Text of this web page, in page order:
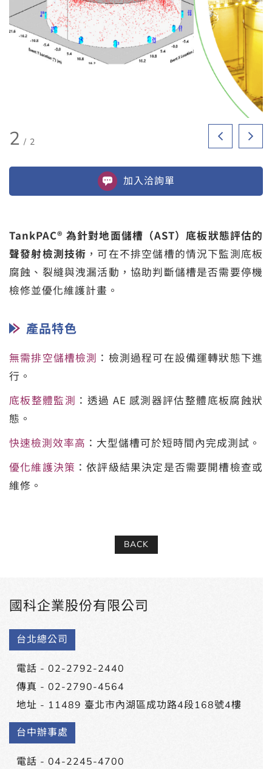
2 / 2
加入洽詢單
TankPAC® 為針對地面儲槽（AST）底板狀態評估的
聲發射檢測技術 ，可在不排空儲槽的情況下監測底板
腐蝕、裂縫與洩漏活動，協助判斷儲槽是否需要停機
檢修並優化維護計畫。
產品特色
無需排空儲槽檢測 ：檢測過程可在設備運轉狀態下進
行。
底板整體監測 ：透過 AE 感測器評估整體底板腐蝕狀
態。
快速檢測效率高 ：大型儲槽可於短時間內完成測試。
優化維護決策 ：依評級結果決定是否需要開槽檢查或
維修。
BACK
國科企業股份有限公司
台北總公司
電話 - 02-2792-2440
傳真 - 02-2790-4564
地址 - 11489 臺北市內湖區成功路4段168號4樓
台中辦事處
電話 - 04-2245-4700